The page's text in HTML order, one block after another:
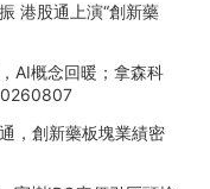
港股通上演“創新藥
AI概念回暖；拿森科
，創新藥板塊業績密